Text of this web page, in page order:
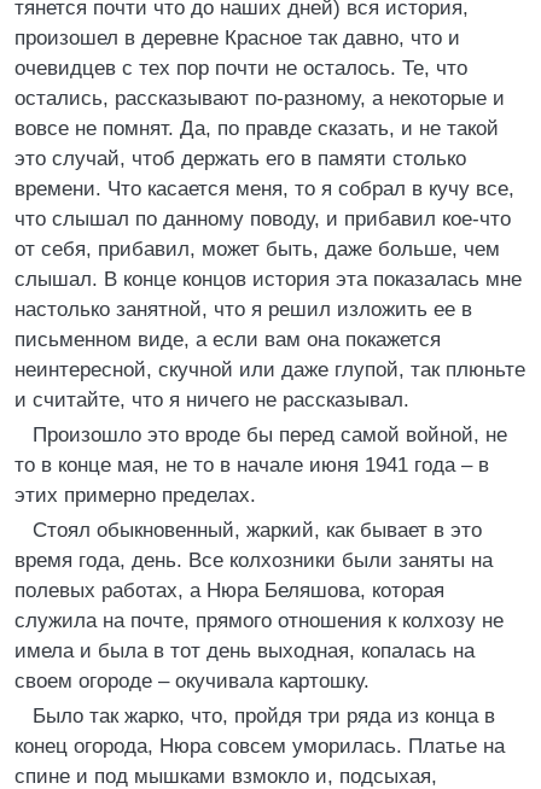
тянется почти что до наших дней) вся история,
произошел в деревне Красное так давно, что и
очевидцев с тех пор почти не осталось. Те, что
остались, рассказывают по-разному, а некоторые и
вовсе не помнят. Да, по правде сказать, и не такой
это случай, чтоб держать его в памяти столько
времени. Что касается меня, то я собрал в кучу все,
что слышал по данному поводу, и прибавил кое-что
от себя, прибавил, может быть, даже больше, чем
слышал. В конце концов история эта показалась мне
настолько занятной, что я решил изложить ее в
письменном виде, а если вам она покажется
неинтересной, скучной или даже глупой, так плюньте
и считайте, что я ничего не рассказывал.
Произошло это вроде бы перед самой войной, не
то в конце мая, не то в начале июня 1941 года – в
этих примерно пределах.
Стоял обыкновенный, жаркий, как бывает в это
время года, день. Все колхозники были заняты на
полевых работах, а Нюра Беляшова, которая
служила на почте, прямого отношения к колхозу не
имела и была в тот день выходная, копалась на
своем огороде – окучивала картошку.
Было так жарко, что, пройдя три ряда из конца в
конец огорода, Нюра совсем уморилась. Платье на
спине и под мышками взмокло и, подсыхая,